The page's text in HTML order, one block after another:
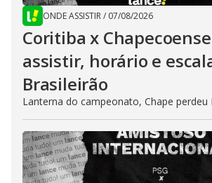
ONDE ASSISTIR/ 07/08/2026
Coritiba x
assistir, horário e
Brasileirão
Lanterna do campeonato, Chape perdeu